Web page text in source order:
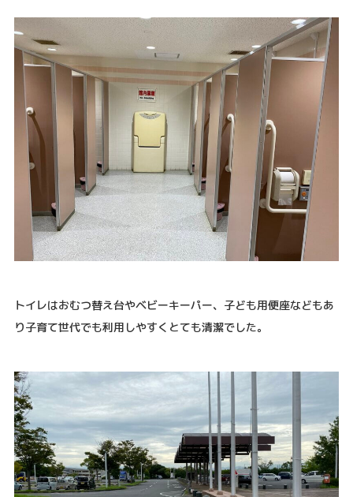
トイレはおむつ替え台やベビーキーパー、子ども用便座などもあ
り子育て世代でも利用しやすくとても清潔でした。